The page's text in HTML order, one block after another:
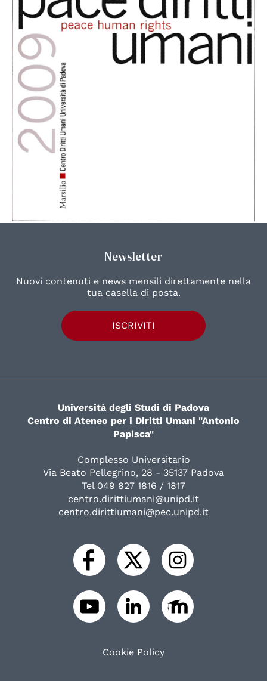
Newsletter
Nuovi contenuti e news mensili direttamente nella
tua casella di posta.
ISCRIVITI
Università degli Studi di Padova
Centro di Ateneo per i Diritti Umani "Antonio
Papisca"
Complesso Universitario
Via Beato Pellegrino, 28 - 35137 Padova
Tel 049 827 1816 / 1817
centro.dirittiumani@unipd.it
centro.dirittiumani@pec.unipd.it
Cookie Policy